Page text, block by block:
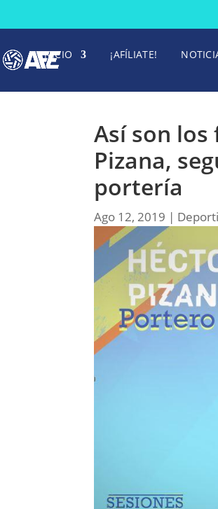
INICIO ¡AFÍLIATE!
Así son los
Pizana,
portería
Ago 12, 2019 |